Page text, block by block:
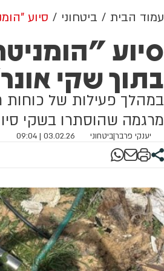
עמוד הבית ביטחוני סיוע
סיוע
בתוך שקי
מרגמה שהוסתרו בשקי
יענקי פרבר|ביטחוני 03.02.26 | 09:04